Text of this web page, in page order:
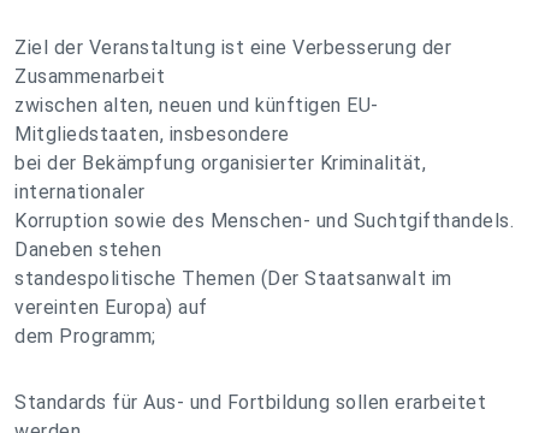
Ziel der Veranstaltung ist eine Verbesserung der
Zusammenarbeit
zwischen alten, neuen und künftigen EU-
Mitgliedstaaten, insbesondere
bei der Bekämpfung organisierter Kriminalität,
internationaler
Korruption sowie des Menschen- und Suchtgifthandels.
Daneben stehen
standespolitische Themen (Der Staatsanwalt im
vereinten Europa) auf
dem Programm;
Standards für Aus- und Fortbildung sollen erarbeitet